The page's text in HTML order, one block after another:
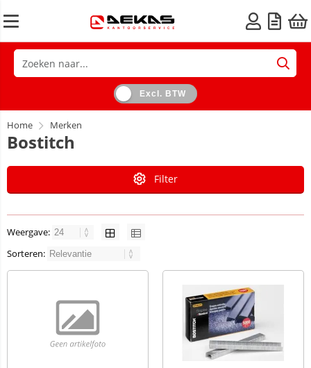
Excl. BTW
Home Merken
Bostitch
Filter
Weergave:
Sorteren: